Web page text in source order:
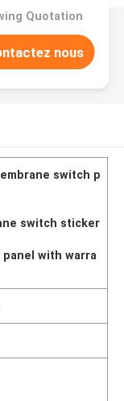
Quotation
nous
switch p
switch sticker
with warra